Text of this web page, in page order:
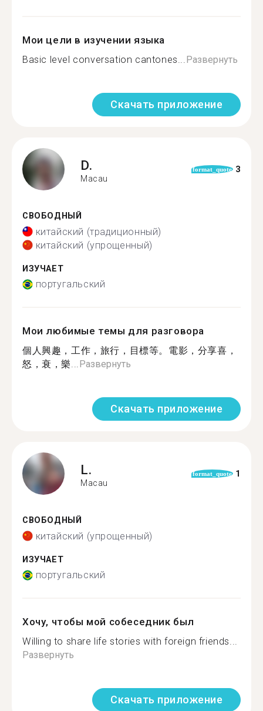
Мои цели в изучении языка
Basic level conversation cantones...Развернуть
Скачать приложение
D.
Macau
format_quote 3
СВОБОДНЫЙ
китайский (традиционный)
китайский (упрощенный)
ИЗУЧАЕТ
португальский
Мои любимые темы для разговора
個人興趣，工作，旅行，目標等。電影，分享喜，
怒，衰，樂...Развернуть
Скачать приложение
L.
Macau
format_quote 1
СВОБОДНЫЙ
китайский (упрощенный)
ИЗУЧАЕТ
португальский
Хочу, чтобы мой собеседник был
Willing to share life stories with foreign friends...
Развернуть
Скачать приложение